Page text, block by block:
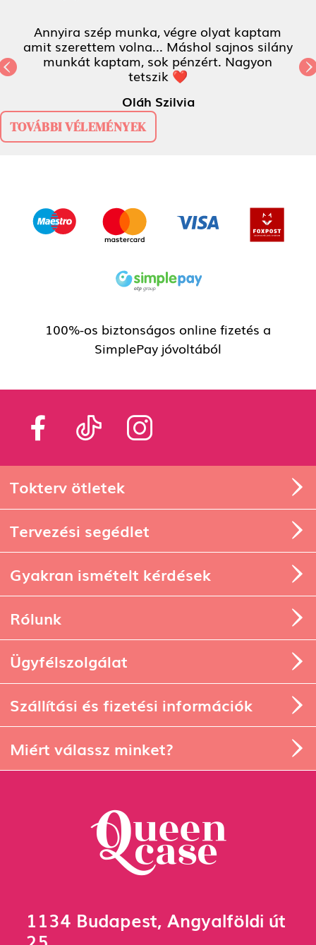
Annyira szép munka, végre olyat kaptam
amit szerettem volna... Máshol sajnos silány
munkát kaptam, sok pénzért. Nagyon
tetszik ❤
Oláh Szilvia
Previous
TOVÁBBI VÉLEMÉNYEK
100%-os biztonságos online fizetés a
SimplePay jóvoltából
Tokterv ötletek
Tervezési segédlet
Gyakran ismételt kérdések
Rólunk
Ügyfélszolgálat
Szállítási és fizetési információk
Miért válassz minket?
1134 Budapest, Angyalföldi út